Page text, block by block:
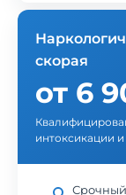
скорая
от 6
интоксикации